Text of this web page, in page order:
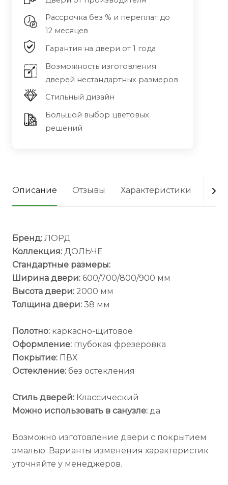
Рассрочка без % и переплат до
12 месяцев
Гарантия на двери от 1 года
Возможность изготовления
дверей нестандартных размеров
Стильный дизайн
Большой выбор цветовых
решений
Описание Отзывы Характеристики
Бренд: ЛОРД
Коллекция: ДОЛЬЧЕ
Стандартные размеры:
Ширина двери: 600/700/800/900 мм
Высота двери: 2000 мм
Толщина двери: 38 мм
Полотно: каркасно-щитовое
Оформление: глубокая фрезеровка
Покрытие: ПВХ
Остекление: без остекления
Стиль дверей: Классический
Можно использовать в санузле: да
Возможно изготовление двери с покрытием
эмалью. Варианты изменения характеристик
уточняйте у менеджеров.